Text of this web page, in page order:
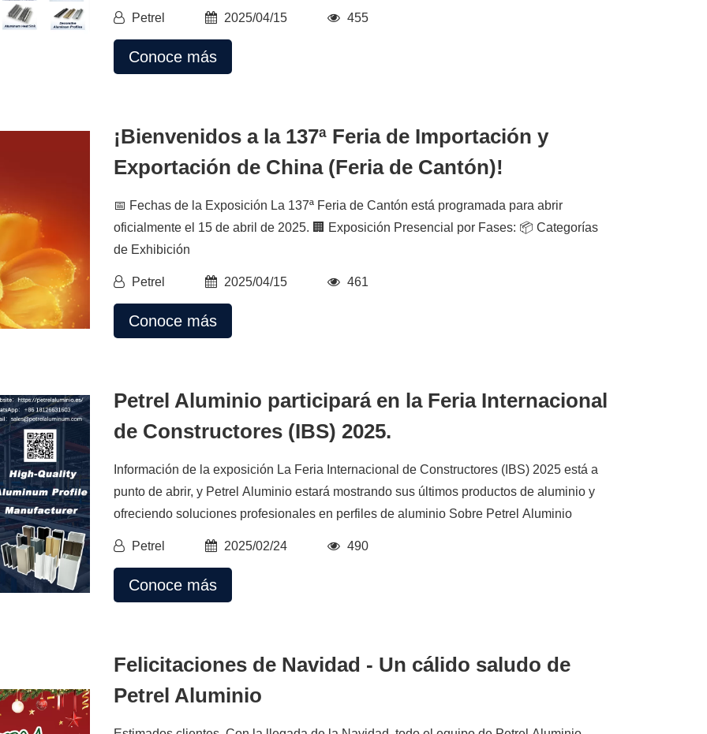
Petrel 2025/04/15 455
Conoce más
¡Bienvenidos a la 137ª Feria de Importación y
Exportación de China (Feria de Cantón)!
📅 Fechas de la Exposición La 137ª Feria de Cantón está programada para abrir
oficialmente el 15 de abril de 2025. 🏢 Exposición Presencial por Fases: 📦 Categorías
de Exhibición
Petrel 2025/04/15 461
Conoce más
Petrel Aluminio participará en la Feria Internacional
de Constructores (IBS) 2025.
Información de la exposición La Feria Internacional de Constructores (IBS) 2025 está a
punto de abrir, y Petrel Aluminio estará mostrando sus últimos productos de aluminio y
ofreciendo soluciones profesionales en perfiles de aluminio Sobre Petrel Aluminio
Petrel 2025/02/24 490
Conoce más
Felicitaciones de Navidad - Un cálido saludo de
Petrel Aluminio